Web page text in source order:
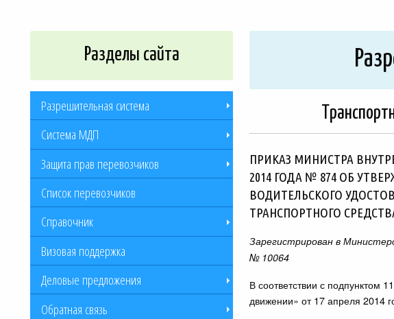
Разделы сайта
Разрешительная система
Система МДП
Защита прав перевозчиков
Cписок перевозчиков
Справочник
Визовая поддержка
Деловые предложения
Обратная связь
ПРИКАЗ МИНИСТРА
2014 ГОДА № 874 ОБ
ВОДИТЕЛЬСКОГО
ТРАНСПОРТНОГО
Зарегистрирован в
№ 10064
В соответствии с подпунктом
движении» от 17 апреля 2014